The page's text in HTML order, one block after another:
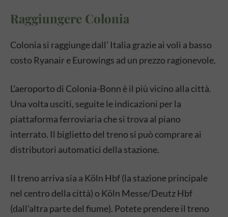
Raggiungere Colonia
Colonia si raggiunge dall’ Italia grazie ai voli a basso
costo Ryanair e Eurowings ad un prezzo ragionevole.
L’aeroporto di Colonia-Bonn è il più vicino alla città.
Una volta usciti, seguite le indicazioni per la
piattaforma ferroviaria che si trova al piano
interrato. Il biglietto del treno si può comprare ai
distributori automatici della stazione.
Il treno arriva sia a Köln Hbf (la stazione principale
nel centro della città) o Köln Messe/Deutz Hbf
(dall’altra parte del fiume). Potete prendere il treno